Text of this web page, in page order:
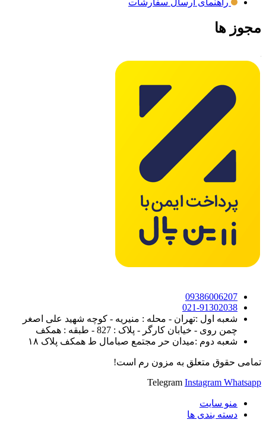
راهنمای ارسال سفارشات
مجوز ها
09386006207
021-91302038
شعبه اول :تهران - محله : منیریه - کوچه شهید علی اصغر
چمن روی - خیابان کارگر - پلاک : 827 - طبقه : همکف
شعبه دوم :میدان حر مجتمع صبامال ط همکف پلاک ۱۸
تمامی حقوق متعلق به مزون رم است!
Telegram Instagram Whatsapp
منو سایت
دسته بندی ها